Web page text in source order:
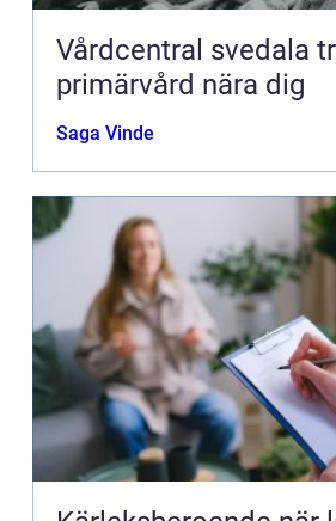
Vårdcentral svedala trygg
primärvård nära dig
Saga Vinde